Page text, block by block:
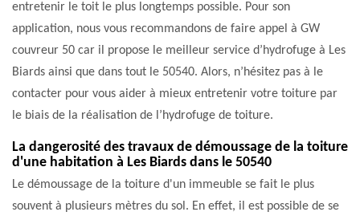
entretenir le toit le plus longtemps possible. Pour son
application, nous vous recommandons de faire appel à GW
couvreur 50 car il propose le meilleur service d’hydrofuge à Les
Biards ainsi que dans tout le 50540. Alors, n’hésitez pas à le
contacter pour vous aider à mieux entretenir votre toiture par
le biais de la réalisation de l’hydrofuge de toiture.
La dangerosité des travaux de démoussage de la toiture
d'une habitation à Les Biards dans le 50540
Le démoussage de la toiture d'un immeuble se fait le plus
souvent à plusieurs mètres du sol. En effet, il est possible de se